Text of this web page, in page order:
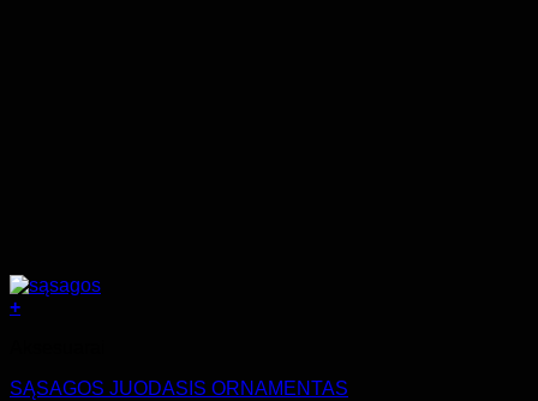
+
SĄSAGOS JUODASIS ORNAMENTAS